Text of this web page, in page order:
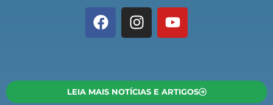
LEIA MAIS NOTÍCIAS E ARTIGOS